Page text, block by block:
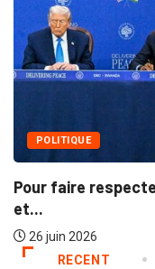
POLITIQUE
Pour faire
et...
26 juin 2026
RECENT